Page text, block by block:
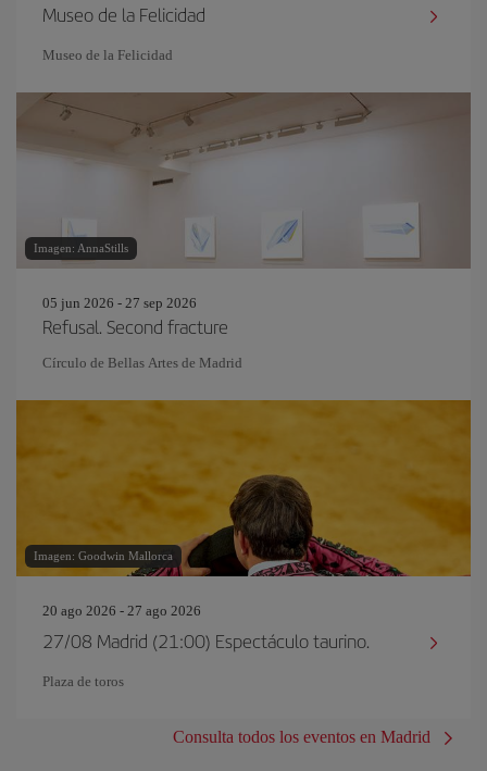
Museo de la Felicidad
Museo de la Felicidad
Imagen: AnnaStills
05 jun 2026 - 27 sep 2026
Refusal. Second fracture
Círculo de Bellas Artes de Madrid
Imagen: Goodwin Mallorca
20 ago 2026 - 27 ago 2026
27/08 Madrid (21:00) Espectáculo taurino.
Plaza de toros
Consulta todos los eventos en Madrid